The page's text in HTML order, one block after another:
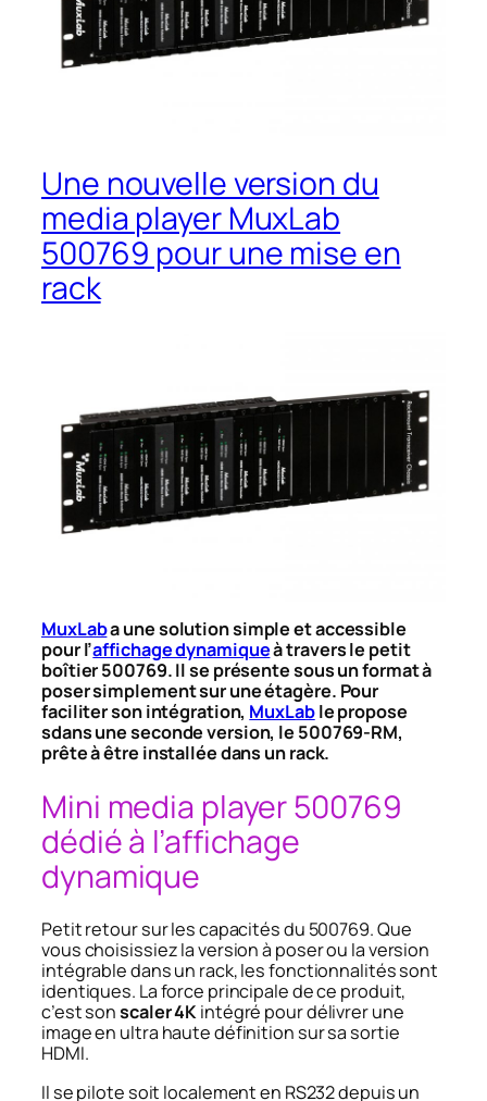
Une nouvelle version du
media player MuxLab
500769 pour une mise en
rack
MuxLaba une solution simple et accessible
pour l’affichage dynamiqueà travers le petit
boîtier 500769. Il se présente sous un format à
poser simplement sur une étagère. Pour
faciliter son intégration, MuxLable propose
sdans une seconde version, le 500769-RM,
prête à être installée dans un rack.
Mini media player 500769
dédié à l’affichage
dynamique
Petit retour sur les capacités du 500769. Que
vous choisissiez la version à poser ou la version
intégrable dans un rack, les fonctionnalités sont
identiques. La force principale de ce produit,
c’est sonscaler 4Kintégré pour délivrer une
image en ultra haute définition sur sa sortie
HDMI.
Il se pilote soit localement en RS232 depuis un